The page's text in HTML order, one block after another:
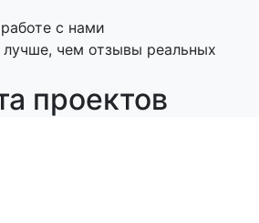
с нами
чем отзывы реальных
проектов